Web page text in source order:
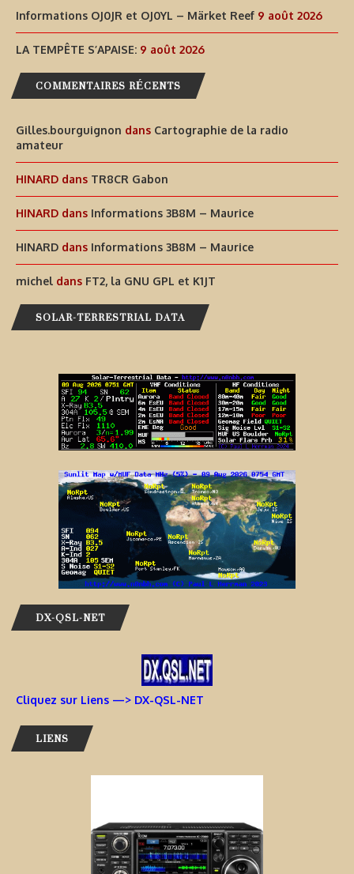
Informations OJ0JR et OJ0YL – Märket Reef 9 août 2026
LA TEMPÊTE S’APAISE: 9 août 2026
COMMENTAIRES RÉCENTS
Gilles.bourguignon dans Cartographie de la radio
amateur
HINARD dans TR8CR Gabon
HINARD dans Informations 3B8M – Maurice
HINARD dans Informations 3B8M – Maurice
michel dans FT2, la GNU GPL et K1JT
SOLAR-TERRESTRIAL DATA
DX-QSL-NET
Cliquez sur Liens —> DX-QSL-NET
LIENS